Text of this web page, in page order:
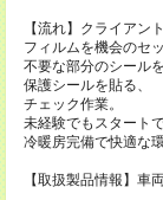
【流れ】クライアン
フィルムを機会のセッ
不要な部分のシールを
保護シールを貼る、
チェック作業。
未経験でもスタート
冷暖房完備で快適な
【取扱製品情報】車